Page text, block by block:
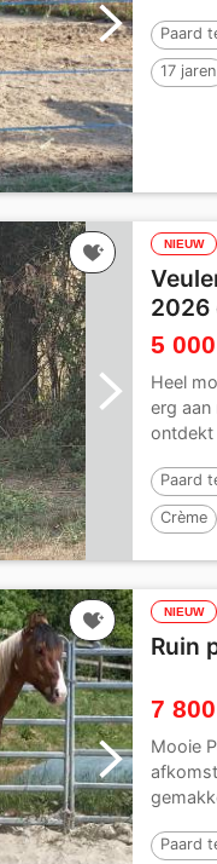
Paard
17 jaren
NIEUW
2026
5
Heel
erg aan
ontdekt
Paard
Crème
NIEUW
Ruin
7
Mooie
Paard